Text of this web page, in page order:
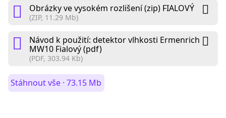
Obrázky ve vysokém rozlišení (zip) FIALOVÝ
(ZIP, 11.29 Mb)
Návod k použití: detektor vlhkosti Ermenrich
MW10 Fialový (pdf)
(PDF, 303.94 Kb)
Stáhnout vše · 73.15 Mb